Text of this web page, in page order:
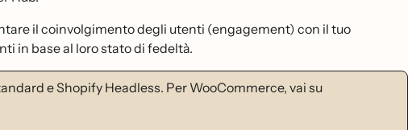
il coinvolgimento degli utenti (engagement) con il tuo
in base al loro stato di fedeltà.
e Shopify Headless. Per WooCommerce, vai su